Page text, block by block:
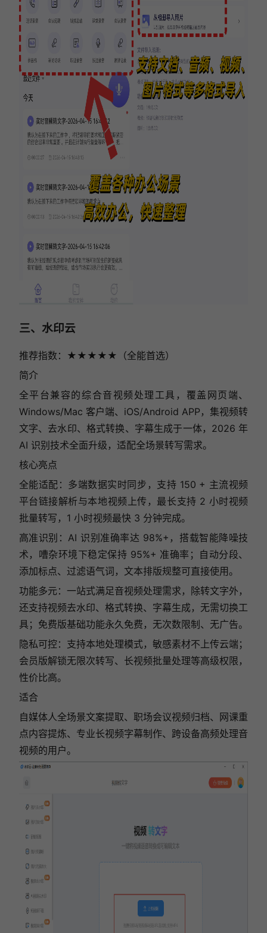
三、水印云
推荐指数：★★★★★（全能首选）
简介
全平台兼容的综合音视频处理工具，覆盖网页端、
Windows/Mac 客户端、iOS/Android APP，集视频转
文字、去水印、格式转换、字幕生成于一体，2026 年
AI 识别技术全面升级，适配全场景转写需求。
核心亮点
全能适配：多端数据实时同步，支持 150 + 主流视频
平台链接解析与本地视频上传，最长支持 2 小时视频
批量转写，1 小时视频最快 3 分钟完成。
高准识别：AI 识别准确率达 98%+，搭载智能降噪技
术，嘈杂环境下稳定保持 95%+ 准确率；自动分段、
添加标点、过滤语气词，文本排版规整可直接使用。
功能多元：一站式满足音视频处理需求，除转文字外，
还支持视频去水印、格式转换、字幕生成，无需切换工
具；免费版基础功能永久免费，无次数限制、无广告。
隐私可控：支持本地处理模式，敏感素材不上传云端；
会员版解锁无限次转写、长视频批量处理等高级权限，
性价比高。
适合
自媒体人全场景文案提取、职场会议视频归档、网课重
点内容提炼、专业长视频字幕制作、跨设备高频处理音
视频的用户。